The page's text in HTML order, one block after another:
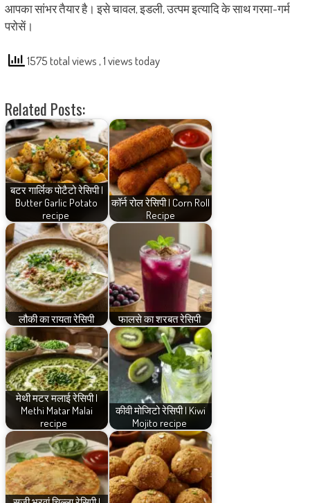
आपका सांभर तैयार है। इसे चावल, इडली, उत्पम इत्यादि के साथ गरमा-गर्म
परोसें।
1575 total views, 1 views today
Related Posts:
बटर गार्लिक पोटैटो रेसिपी |
Butter Garlic Potato
recipe
कॉर्न रोल रेसिपी | Corn Roll
Recipe
लौकी का रायता रेसिपी फालसे का शरबत रेसिपी
मेथी मटर मलाई रेसिपी |
Methi Matar Malai
recipe
कीवी मोजिटो रेसिपी | Kiwi
Mojito recipe